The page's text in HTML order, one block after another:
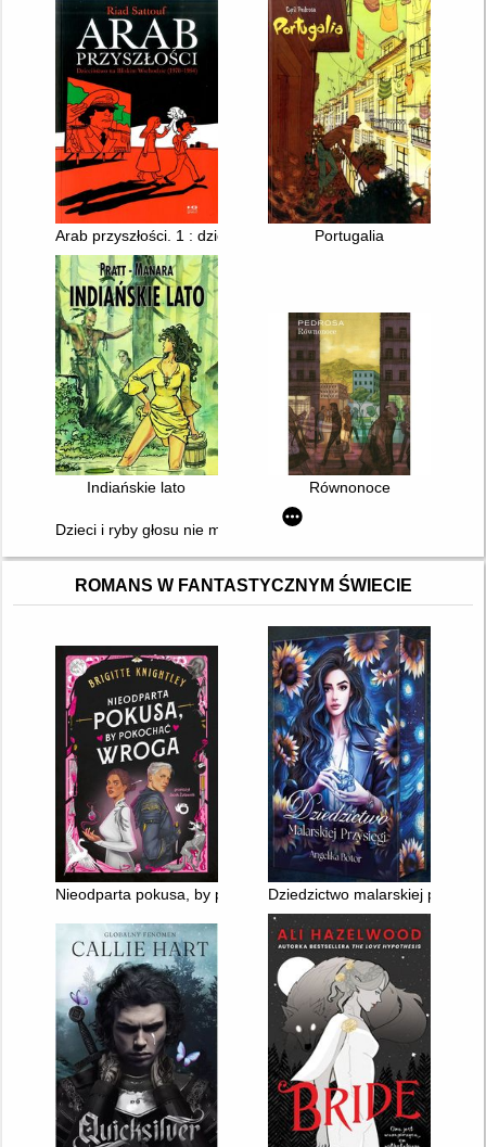
Arab przyszłości. 1 : dzieciństwo na Bliskim Wschodzie (1978-
Portugalia
Indiańskie lato Równonoce
Dzieci i ryby głosu nie mają
ROMANS W FANTASTYCZNYM ŚWIECIE
Nieodparta pokusa, by pokochać wrogaDziedzictwo malarskiej